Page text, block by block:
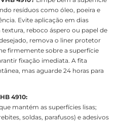
resíduos como óleo, poeira e
Evite aplicação em dias
reboco áspero ou papel de
remova o liner protetor
firmemente sobre a superfície
fixação imediata. A fita
mas aguarde 24 horas para
4910:
mantém as superfícies lisas;
soldas, parafusos) e adesivos